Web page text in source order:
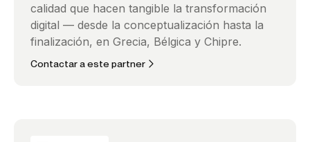
calidad que hacen tangible la transformación
digital — desde la conceptualización hasta la
finalización, en Grecia, Bélgica y Chipre.
Contactar a este partner